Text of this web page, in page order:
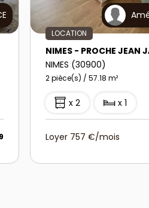
LOCATION
NIMES - PROCHE JEAN
NIMES (30900)
2 pièce(s) / 57.18 m²
x 2 x 1
Loyer 757 €/mois